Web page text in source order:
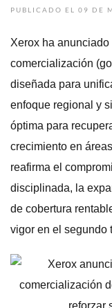
PUBLICADO EL 09 DE
Xerox ha
comercialización
diseñada para
enfoque regional y
óptima para
crecimiento en
reafirma el
disciplinada, la
de cobertura
vigor en el segundo